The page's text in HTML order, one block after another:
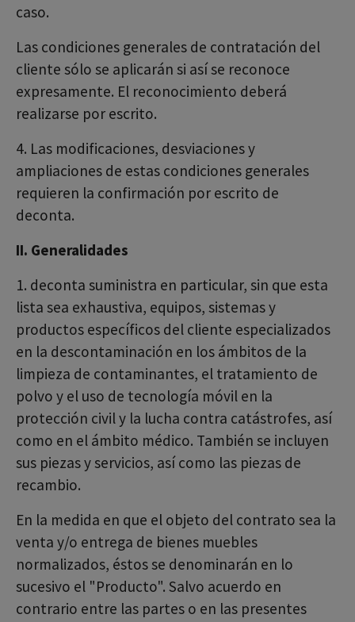
caso.
Las condiciones generales de contratación del
cliente sólo se aplicarán si así se reconoce
expresamente. El reconocimiento deberá
realizarse por escrito.
4. Las modificaciones, desviaciones y
ampliaciones de estas condiciones generales
requieren la confirmación por escrito de
deconta.
II. Generalidades
1. deconta suministra en particular, sin que esta
lista sea exhaustiva, equipos, sistemas y
productos específicos del cliente especializados
en la descontaminación en los ámbitos de la
limpieza de contaminantes, el tratamiento de
polvo y el uso de tecnología móvil en la
protección civil y la lucha contra catástrofes, así
como en el ámbito médico. También se incluyen
sus piezas y servicios, así como las piezas de
recambio.
En la medida en que el objeto del contrato sea la
venta y/o entrega de bienes muebles
normalizados, éstos se denominarán en lo
sucesivo el "Producto". Salvo acuerdo en
contrario entre las partes o en las presentes